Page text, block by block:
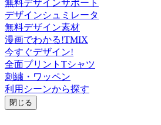
無料デザインサポート
デザインシュミレータ
無料デザイン素材
漫画でわかる!TMIX
今すぐデザイン!
全面プリントTシャツ
刺繍・ワッペン
利用シーンから探す
閉じる